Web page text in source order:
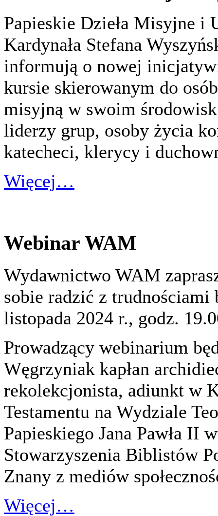
Papieskie Dzieła Misyjne i
Kardynała Stefana
informują o nowej
kursie skierowanym do
misyjną w swoim
liderzy grup, osoby życia
katecheci, klerycy i
Więcej…
Webinar WAM
Wydawnictwo WAM
sobie radzić z
listopada 2024 r., godz.
Prowadzący webinarium
Węgrzyniak kapłan
rekolekcjonista, adiunkt w
Testamentu na Wydziale
Papieskiego Jana Pawła II
Stowarzyszenia Biblistów
Znany z mediów
Więcej…